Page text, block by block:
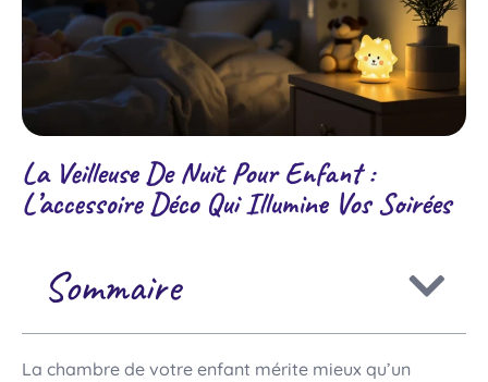
La Veilleuse De Nuit Pour Enfant :
L’accessoire Déco Qui Illumine Vos Soirées
Sommaire
La chambre de votre enfant mérite mieux qu’un